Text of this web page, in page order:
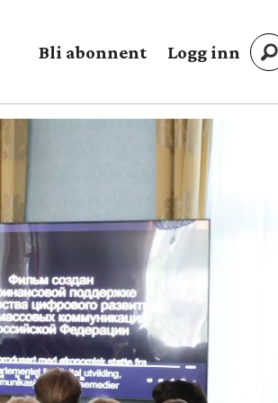
Bli abonnent Logg inn